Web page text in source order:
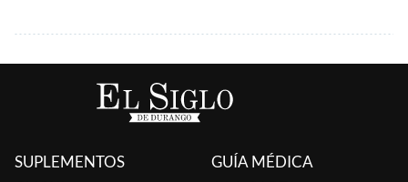
SUPLEMENTOS
GUÍA MÉDICA